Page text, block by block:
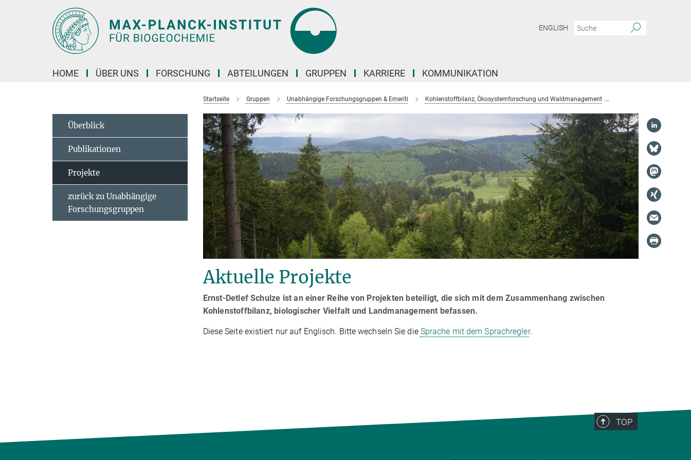
ENGLISH
HOME ÜBER UNS FORSCHUNG ABTEILUNGEN GRUPPEN KARRIERE KOMMUNIKATION
Startseite Gruppen Unabhängige Forschungsgruppen & Emeriti Kohlenstoffbilanz, Ökosystemforschung und Waldmanagement
Aktuelle Projekte
Ernst-Detlef Schulze ist an einer Reihe von Projekten beteiligt, die sich mit dem Zusammenhang zwischen
Kohlenstoffbilanz, biologischer Vielfalt und Landmanagement befassen.
Diese Seite existiert nur auf Englisch. Bitte wechseln Sie die Sprache mit dem Sprachregler.
Überblick
Publikationen
Projekte
zurück zu Unabhängige
Forschungsgruppen
TOP